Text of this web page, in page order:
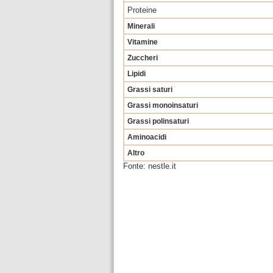
Proteine
Minerali
Vitamine
Zuccheri
Lipidi
Grassi saturi
Grassi monoinsaturi
Grassi polinsaturi
Aminoacidi
Altro
Fonte: nestle.it